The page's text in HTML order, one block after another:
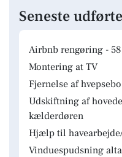
Seneste
Airbnb rengøring -
Montering at TV
Fjernelse af hvepsebo
Udskiftning af
kælderdøren
Hjælp til
Vinduespudsning